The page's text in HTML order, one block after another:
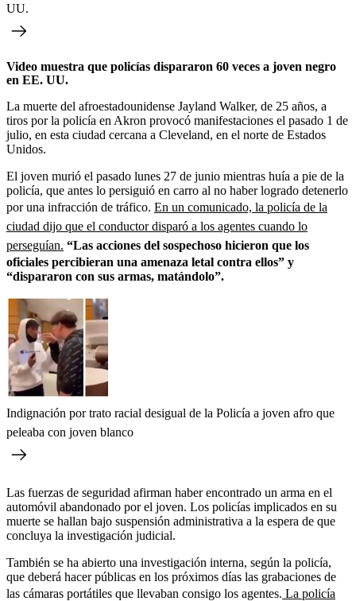
UU.
Video muestra que policías dispararon 60 veces a joven negro
en EE. UU.
La muerte del afroestadounidense Jayland Walker, de 25 años, a
tiros por la policía en Akron provocó manifestaciones el pasado 1 de
julio, en esta ciudad cercana a Cleveland, en el norte de Estados
Unidos.
El joven murió el pasado lunes 27 de junio mientras huía a pie de la
policía, que antes lo persiguió en carro al no haber logrado detenerlo
por una infracción de tráfico. En un comunicado, la policía de la
ciudad dijo que el conductor disparó a los agentes cuando lo
perseguían. “Las acciones del sospechoso hicieron que los
oficiales percibieran una amenaza letal contra ellos” y
“dispararon con sus armas, matándolo”.
Indignación por trato racial desigual de la Policía a joven afro que
peleaba con joven blanco
Las fuerzas de seguridad afirman haber encontrado un arma en el
automóvil abandonado por el joven. Los policías implicados en su
muerte se hallan bajo suspensión administrativa a la espera de que
concluya la investigación judicial.
También se ha abierto una investigación interna, según la policía,
que deberá hacer públicas en los próximos días las grabaciones de
las cámaras portátiles que llevaban consigo los agentes. La policía